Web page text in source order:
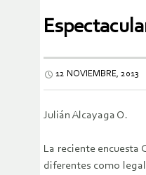
12 NOVIEMBRE, 2013
Julián Alcayaga O.
La reciente encuesta
diferentes como